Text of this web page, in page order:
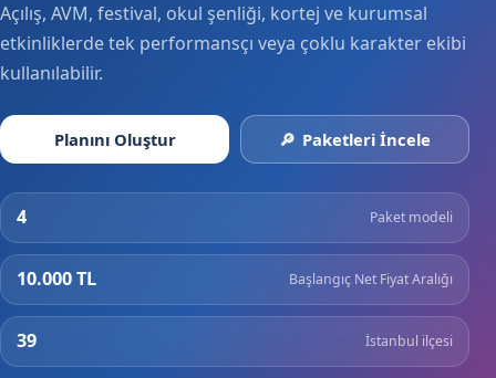
Açılış, AVM, festival, okul şenliği, kortej ve kurumsal
etkinliklerde tek performansçı veya çoklu karakter ekibi
kullanılabilir.
Planını Oluştur Paketleri İncele
4 Paket modeli
10.000 TL Başlangıç Net Fiyat Aralığı
39 İstanbul ilçesi